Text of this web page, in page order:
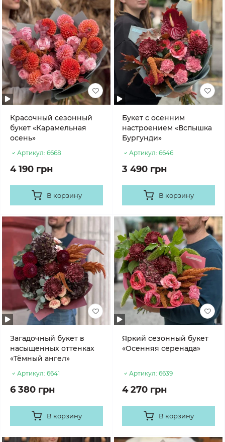
Красочный сезонный
букет «Карамельная
осень»
Артикул: 6668
4 190 грн
В корзину
Букет с осенним
настроением «Вспышка
Бургунди»
Артикул: 6646
3 490 грн
В корзину
Загадочный букет в
насыщенных оттенках
«Тёмный ангел»
Артикул: 6641
6 380 грн
В корзину
Яркий сезонный букет
«Осенняя серенада»
Артикул: 6639
4 270 грн
В корзину